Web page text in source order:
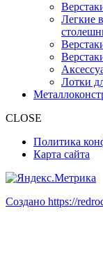
Легкие
Лотки
CLOSE
Политика
Карта сайта
Создано https://